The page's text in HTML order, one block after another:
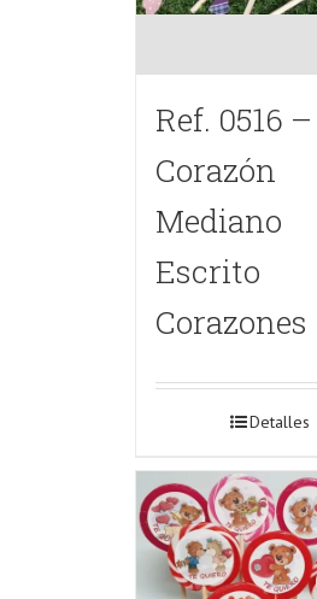
Ref. 0516 –
Corazón
Mediano
Escrito
Corazones
Detalles